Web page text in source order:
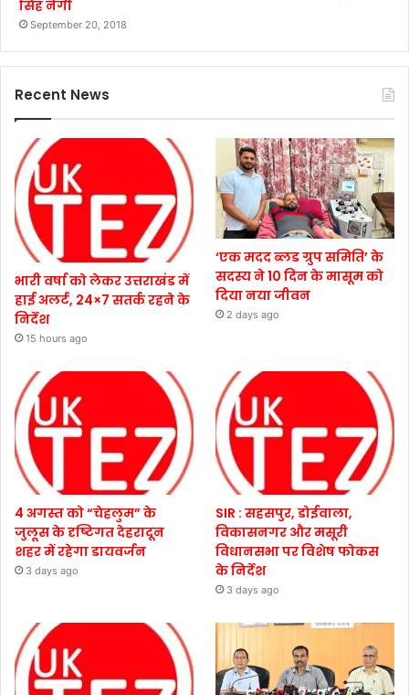
सिंह नेगी
September 20, 2018
Recent News
भारी वर्षा को लेकर उत्तराखंड में
हाई अलर्ट, 24×7 सतर्क रहने के
निर्देश
15 hours ago
‘एक मदद ब्लड ग्रुप समिति’ के
सदस्य ने 10 दिन के मासूम को
दिया नया जीवन
2 days ago
4 अगस्त को “चेहलुम” के
जुलूस के दृष्टिगत देहरादून
शहर में रहेगा डायवर्जन
3 days ago
SIR : सहसपुर, डोईवाला,
विकासनगर और मसूरी
विधानसभा पर विशेष फोकस
के निर्देश
3 days ago